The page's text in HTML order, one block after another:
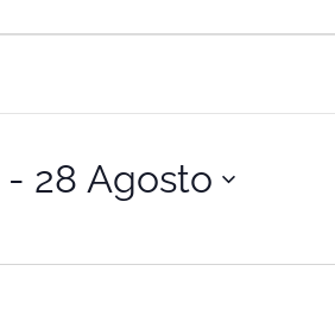
- 28 Agosto